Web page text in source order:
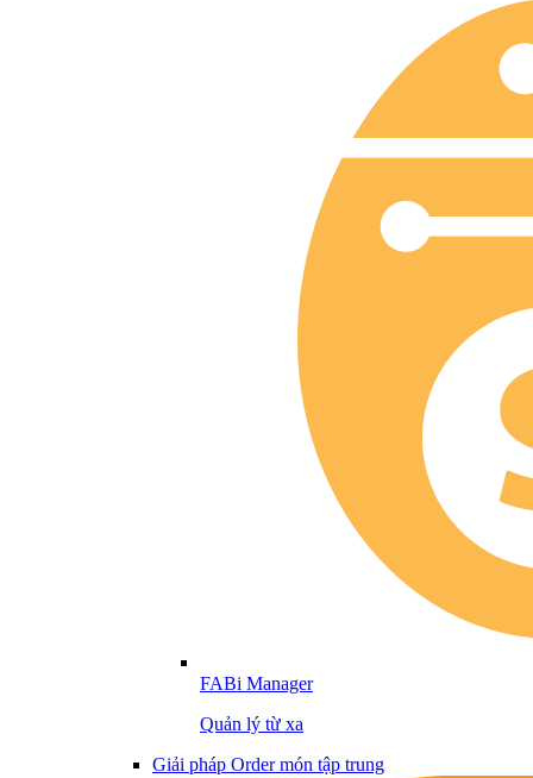
FABi Manager
Quản lý từ xa
Giải pháp Order món tập trung